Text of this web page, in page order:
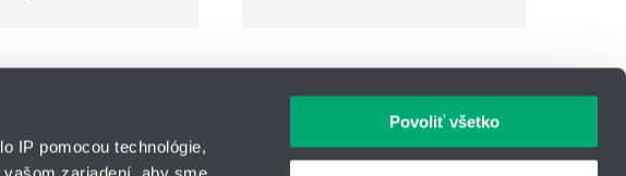
IP pomocou technológie,
Povoliť všetko